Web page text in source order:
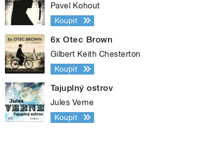
Pavel Kohout
Koupit
6x Otec Brown
Gilbert Keith Chesterton
Koupit
Tajuplný ostrov
Jules Verne
Koupit